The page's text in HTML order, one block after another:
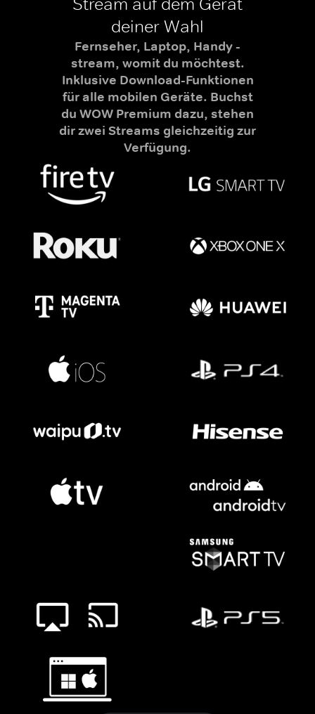
deiner Wahl
Fernseher, Laptop, Handy -
stream, womit du möchtest.
Inklusive Download-Funktionen
für alle mobilen Geräte. Buchst
du WOW Premium dazu, stehen
dir zwei Streams gleichzeitig zur
Verfügung.